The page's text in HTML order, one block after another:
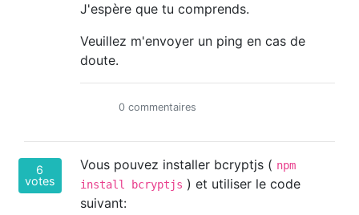
J'espère que tu comprends.
Veuillez m'envoyer un ping en cas de
doute.
0 commentaires
6
votes
Vous pouvez installer bcryptjs ( npm
install bcryptjs ) et utiliser le code
suivant: